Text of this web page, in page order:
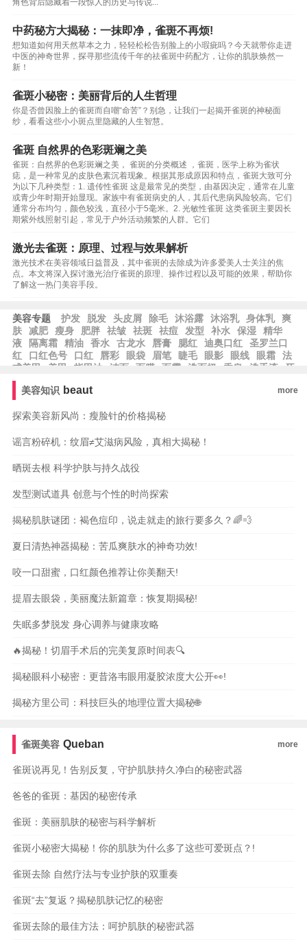
角色背后隐藏着一段惊人的历史与传说...
中药秘方大揭秘：一抹即净，雀斑不再烦!
想知道如何用天然草本之力，轻轻松松告别脸上的小瑕疵吗？今天就带你走进
中医的神奇世界，探寻那些流传千年的祛雀斑中药配方，让你的肌肤焕然一
新！
雀斑小秘密：美丽背后的人生哲理
你是否曾因脸上的雀斑而自嘲“命苦”？别急，让我们一起揭开雀斑的神秘面
纱，看看这些小小斑点里隐藏的人生智慧。
雀斑 自然界的色彩斑斓之美
雀斑：自然界的色彩斑斓之美， 雀斑的分类概述 ，雀斑，医学上称为雀状
痣，是一种常见的皮肤色素沉着现象。根据其形成原因和特点，雀斑大致可分
为以下几种类型：1. 遗传性雀斑 这是最常见的类型，由基因决定，通常在儿童
或青少年时期开始显现。家族中有雀斑病史的人，其后代患病风险较高。它们
通常分布均匀，颜色较浅，直径小于5毫米。2. 光敏性雀斑 这类雀斑主要因长
期紫外线照射引起，常见于户外活动频繁的人群。它们
激光去雀斑：原理、过程与效果解析
激光技术在美容领域日益普及，其中雀斑的去除成为许多爱美人士关注的焦
点。本文将深入探讨激光治疗雀斑的原理、操作过程以及可能的效果，帮助你
了解这一热门美容手段。
美容专题 护发 脱发 头皮屑 除毛 沐浴露 沐浴乳 身体乳
爽
肤
减肥 瘦身 肥胖 祛皱 祛斑 祛痘 发型 补水 保湿
精华
液
隔离霜 精油 香水 古龙水 唇膏 腮红 迪奥口红
圣罗兰口
红
口红色号 口红 唇彩 眼袋 眉笔 睫毛 眼影 眼线 眼霜
法
式美甲
美甲 指甲油 洁面 面膜 面霜 洗面奶 香皂 洗手液
牙
膏
美容知识 beaut more
探索美容新风尚：瘦脸针的价格揭秘
谣言粉碎机：纹眉≠艾滋病风险，真相大揭秘！
晒斑去根 科学护肤与持久战役
发型测试道具 创意与个性的时尚探索
揭秘肌肤谜团：褐色痘印，说走就走的旅行要多久？🌈💨
夏日清热神器揭秘：苦瓜爽肤水的神奇功效!
咬一口甜蜜，口红颜色推荐让你美翻天!
提眉去眼袋，美丽魔法新篇章：恢复期揭秘!
失眠多梦脱发 身心调养与健康攻略
🔥揭秘！切眉手术后的完美复原时间表🔍
揭秘眼科小秘密：更昔洛韦眼用凝胶浓度大公开👀!
揭秘方里公司：科技巨头的地理位置大揭秘🌐
雀斑美容 Queban more
雀斑说再见！告别反复，守护肌肤持久净白的秘密武器
爸爸的雀斑：基因的秘密传承
雀斑：美丽肌肤的秘密与科学解析
雀斑小秘密大揭秘！你的肌肤为什么多了这些可爱斑点？!
雀斑去除 自然疗法与专业护肤的双重奏
雀斑“去”复返？揭秘肌肤记忆的秘密
雀斑去除的最佳方法：呵护肌肤的秘密武器